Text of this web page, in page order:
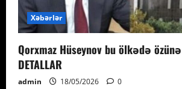
Xəbərlər
Qorxmaz Hüseynov bu ölkədə
DETALLAR
admin 18/05/2026 0